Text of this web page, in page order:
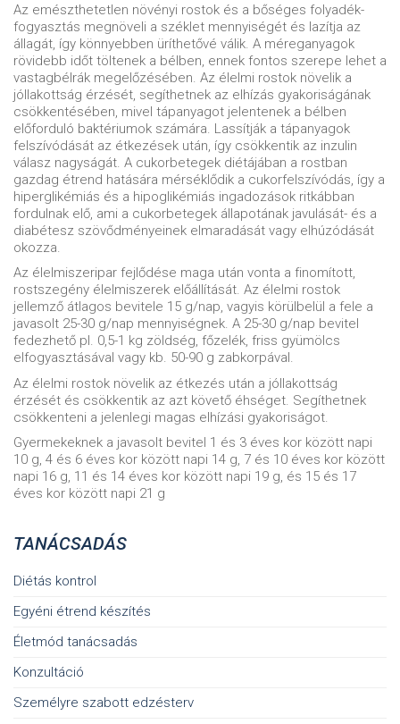
Az emészthetetlen növényi rostok és a bőséges folyadék-
fogyasztás megnöveli a széklet mennyiségét és lazítja az
állagát, így könnyebben üríthetővé válik. A méreganyagok
rövidebb időt töltenek a bélben, ennek fontos szerepe lehet a
vastagbélrák megelőzésében. Az élelmi rostok növelik a
jóllakottság érzését, segíthetnek az elhízás gyakoriságának
csökkentésében, mivel tápanyagot jelentenek a bélben
előforduló baktériumok számára. Lassítják a tápanyagok
felszívódását az étkezések után, így csökkentik az inzulin
válasz nagyságát. A cukorbetegek diétájában a rostban
gazdag étrend hatására mérséklődik a cukorfelszívódás, így a
hiperglikémiás és a hipoglikémiás ingadozások ritkábban
fordulnak elő, ami a cukorbetegek állapotának javulását- és a
diabétesz szövődményeinek elmaradását vagy elhúzódását
okozza.
Az élelmiszeripar fejlődése maga után vonta a finomított,
rostszegény élelmiszerek előállítását. Az élelmi rostok
jellemző átlagos bevitele 15 g/nap, vagyis körülbelül a fele a
javasolt 25-30 g/nap mennyiségnek. A 25-30 g/nap bevitel
fedezhető pl. 0,5-1 kg zöldség, főzelék, friss gyümölcs
elfogyasztásával vagy kb. 50-90 g zabkorpával.
Az élelmi rostok növelik az étkezés után a jóllakottság
érzését és csökkentik az azt követő éhséget. Segíthetnek
csökkenteni a jelenlegi magas elhízási gyakoriságot.
Gyermekeknek a javasolt bevitel 1 és 3 éves kor között napi
10 g, 4 és 6 éves kor között napi 14 g, 7 és 10 éves kor között
napi 16 g, 11 és 14 éves kor között napi 19 g, és 15 és 17
éves kor között napi 21 g
TANÁCSADÁS
Diétás kontrol
Egyéni étrend készítés
Életmód tanácsadás
Konzultáció
Személyre szabott edzésterv